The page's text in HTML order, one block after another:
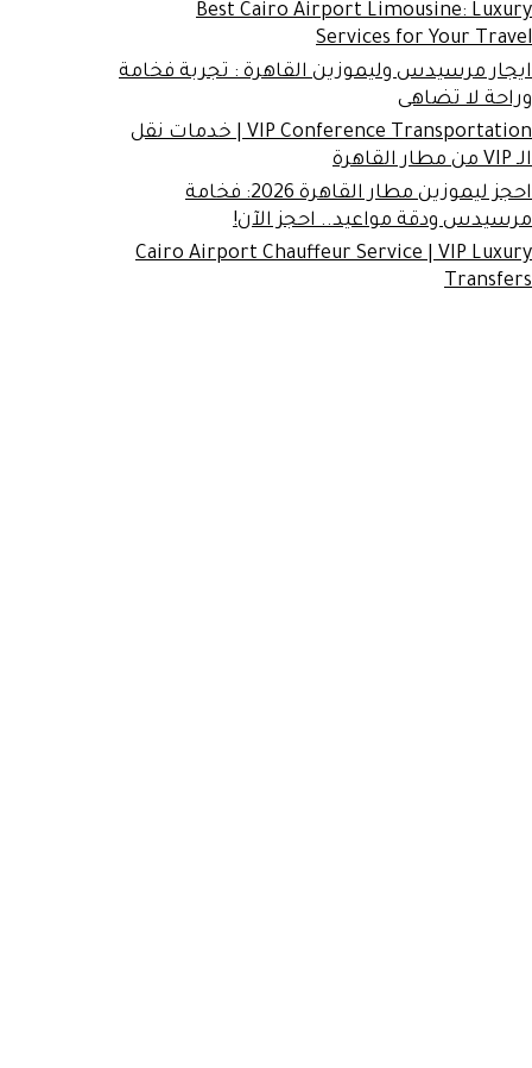
Best Cairo Airport Limousine: Luxury
Services for Your Travel
ايجار مرسيدس وليموزين القاهرة : تجربة فخامة
وراحة لا تضاهى
VIP Conference Transportation | خدمات نقل
الـ VIP من مطار القاهرة
احجز ليموزين مطار القاهرة 2026: فخامة
مرسيدس ودقة مواعيد.. احجز الآن!
Cairo Airport Chauffeur Service | VIP Luxury
Transfers